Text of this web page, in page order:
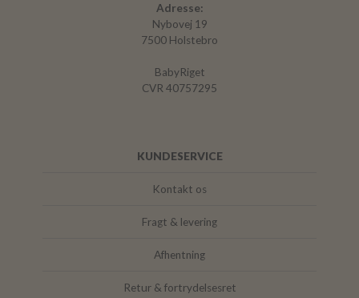
Adresse:
Nybovej 19
7500 Holstebro
BabyRiget
CVR 40757295
KUNDESERVICE
Kontakt os
Fragt & levering
Afhentning
Retur & fortrydelsesret